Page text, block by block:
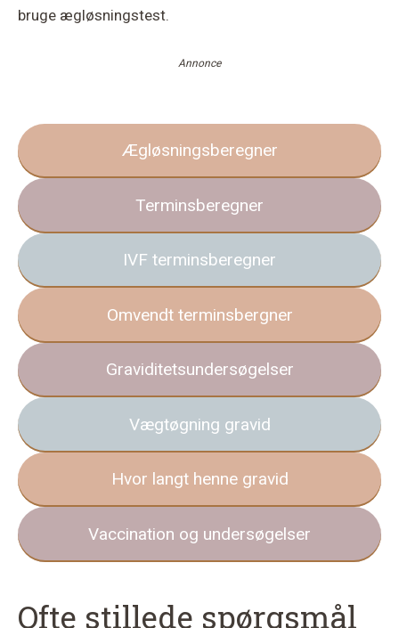
bruge ægløsningstest.
Annonce
Ægløsningsberegner
Terminsberegner
IVF terminsberegner
Omvendt terminsbergner
Graviditetsundersøgelser
Vægtøgning gravid
Hvor langt henne gravid
Vaccination og undersøgelser
Ofte stillede spørgsmål